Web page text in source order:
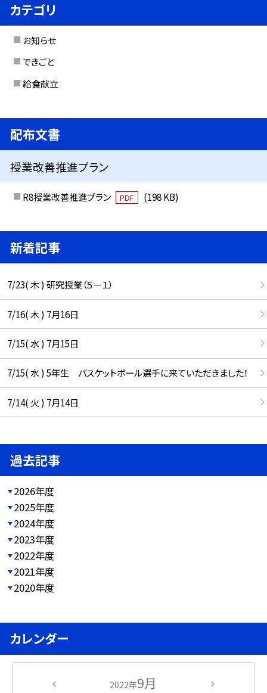
カテゴリ
お知らせ
できごと
給食献立
配布文書
授業改善推進プラン
R8授業改善推進プラン PDF (198 KB)
新着記事
7/23( 木 ) 研究授業（５－１）
7/16( 木 ) 7月16日
7/15( 水 ) 7月15日
7/15( 水 ) 5年生 バスケットボール選手に来ていただきました！
7/14( 火 ) 7月14日
過去記事
2026年度
2025年度
2024年度
2023年度
2022年度
2021年度
2020年度
カレンダー
2022年9月